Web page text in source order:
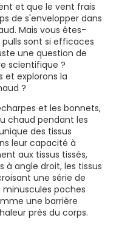
et que le vent frais
de s'envelopper dans
Mais vous êtes-
sont si efficaces
une question de
scientifique ?
et explorons la
?
et les bonnets,
chaud pendant les
des tissus
leur capacité à
aux tissus tissés,
à angle droit, les tissus
une série de
poches
une barrière
près du corps.